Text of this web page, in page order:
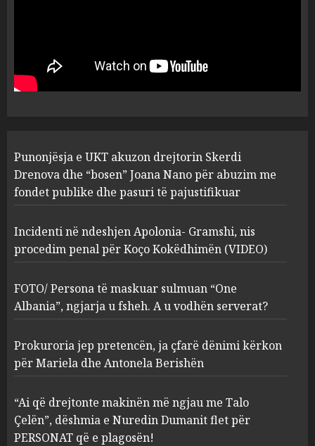
1
“bosen” Joana Nano për
abuzim me fondet publike dhe
pasuri të pajustifikuar
2
Apolonia- Gramshi, nis
procedim penal për Koço
Kokëdhimën (VIDEO)
MARCH 27, 2025
3
FOTO/ Persona të maskuar
sulmuan “One Albania”,
ngjarja u fsheh. A u vodhën
serverat?
MARCH 25, 2025
4
Prokuroria jep pretencën, ja
çfarë dënimi kërkon për
Berishën
MARCH 25, 2025
Punonjësja e UKT akuzon drejtorin Skerdi
Drenova dhe “bosen” Joana Nano për abuzim me
fondet publike dhe pasuri të pajustifikuar
Incidenti në ndeshjen Apolonia- Gramshi, nis
procedim penal për Koço Kokëdhimën (VIDEO)
FOTO/ Persona të maskuar sulmuan “One
Albania”, ngjarja u fsheh. A u vodhën serverat?
Prokuroria jep pretencën, ja çfarë dënimi kërkon
për Mariela dhe Antonela Berishën
“Ai që drejtonte makinën më ngjau me Talo
Çelën”, dëshmia e Nuredin Dumanit flet për
PERSONAT që e plagosën!